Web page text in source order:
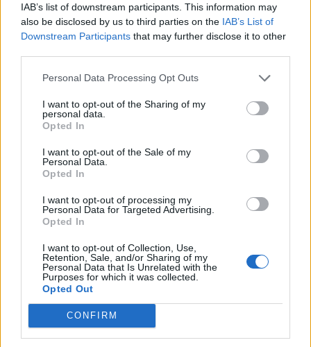
IAB’s list of downstream participants. This information may
also be disclosed by us to third parties on the IAB’s List of
Downstream Participants that may further disclose it to other
Personal Data Processing Opt Outs
I want to opt-out of the Sharing of my
personal data.
Opted In
I want to opt-out of the Sale of my
Personal Data.
Opted In
I want to opt-out of processing my
Personal Data for Targeted Advertising.
Opted In
I want to opt-out of Collection, Use,
Retention, Sale, and/or Sharing of my
Personal Data that Is Unrelated with the
Purposes for which it was collected.
Opted Out
CONFIRM
Przypomnijmy, iż Kurzyńska obecnie jest częścią
międzynarodowego składu, z którym w barwach
Crowns Esports Club wystąpiła na Intel Challenge
Katowice 2019. Ekipa bullet girl już w fazie grupowej
pożegnała się jednak z rywalizacją w stolicy Górnego
tygodni później rozstała się ze szwedzką organizacją.
kompankami w trakcie europejskich eliminacji do
DreamHack Showdown 2019, w których ostatecznie
hiszpańskiej Walencji ruszą już w najbliższy piątek, a
ich triumfator zgarnie bilet na DreamHack Open
akurat tę formację nie może nikogo dziwić.
Tak prezentuje się pełny skład Demise:
Ivelina „HellRose” Danova
Kristina „zon1Q” Stevanovic